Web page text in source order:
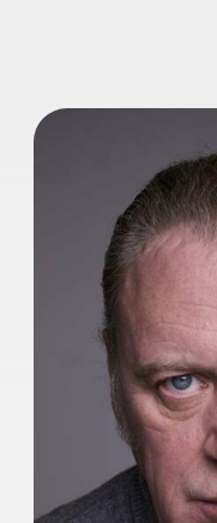
Олег Леушин
Олег Николаевич
Мастер курса.
Актер, режиссер